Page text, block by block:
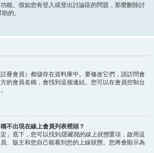
能。假如您有登入或登出討論區的問題，那麼刪除討
的。
冊會員）都儲存在資料庫中。要修改它們，請訪問會
的會員名稱，會找到這個連結。您可以在會員控制台
不出現在線上會員列表裡頭？
」底下，您可以找到 隱藏我的線上狀態選項，啟用這
、版主和您自己能看到您的上線狀態。您將會顯示為